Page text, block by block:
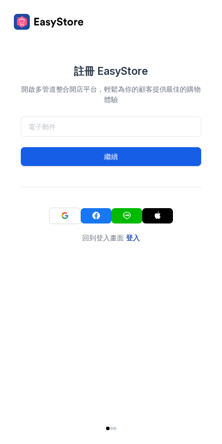
註冊 EasyStore
開啟多管道整合開店平台，輕鬆為你的顧客提供最佳的購物
體驗
繼續
回到登入畫面 登入